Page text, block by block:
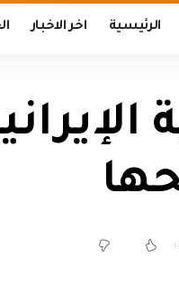
الرئيسية اخر الاخبار